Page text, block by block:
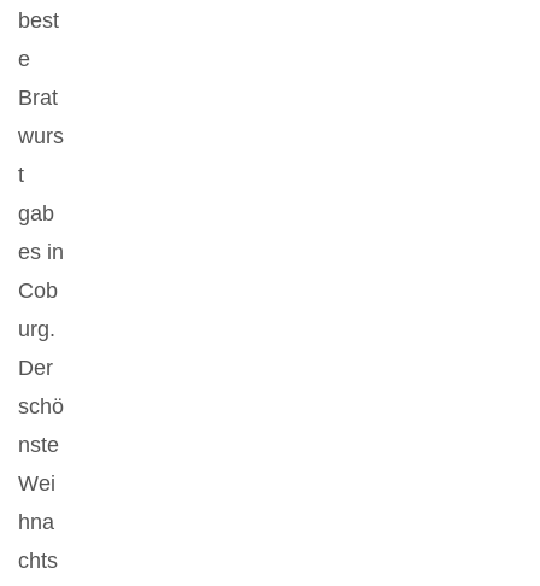
best
e
Brat
wurs
t
gab
es in
Cob
urg.
Der
schö
nste
Wei
hna
chts